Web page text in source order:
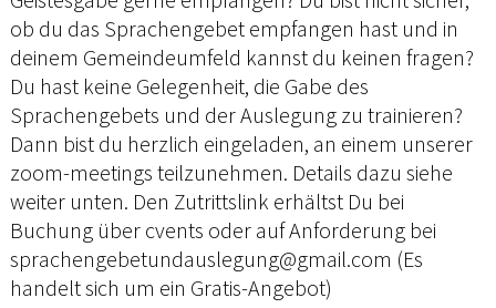
ob du das Sprachengebet empfangen hast und in
deinem Gemeindeumfeld kannst du keinen fragen?
Du hast keine Gelegenheit, die Gabe des
Sprachengebets und der Auslegung zu trainieren?
Dann bist du herzlich eingeladen, an einem unserer
zoom-meetings teilzunehmen. Details dazu siehe
weiter unten. Den Zutrittslink erhältst Du bei
Buchung über cvents oder auf Anforderung bei
sprachengebetundauslegung@gmail.com (Es
handelt sich um ein Gratis-Angebot)